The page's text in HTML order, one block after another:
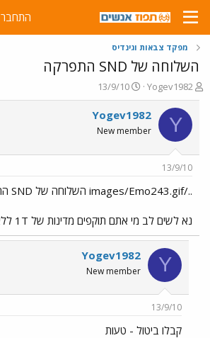
התחבר
מפקד צבאות וגינדיס
השלוחה של SND התפרקה
פ
ו
ת
ח
ה
ו
ש
Yogev1982
פ
ו
ר
ם
ר
13/9/10
Y
Yogev1982
New member
13/9/10
../images/Emo243.gif השלוחה של SND התפרקה
נא לשים לב מי אתם תוקפים מדינות של 1T ללא ברית לא לגעת תודה
Y
Yogev1982
New member
13/9/10
קבלו ביטול - טעות